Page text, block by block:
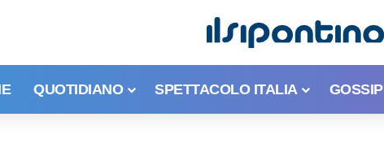
QUOTIDIANO SPETTACOLO ITALIA GOSSIP